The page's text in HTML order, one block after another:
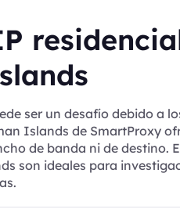
ser un desafío debido a
Islands de SmartProxy
de banda ni de destino.
son ideales para